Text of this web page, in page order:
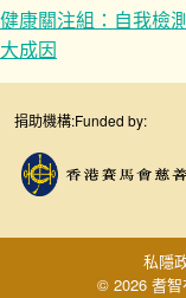
健康關注組：自我檢
大成因
捐助機構:Funded by:
© 2026 耆
私隱